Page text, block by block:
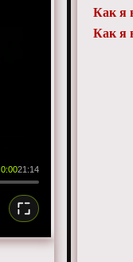
0:0021:14
Как я
Как я